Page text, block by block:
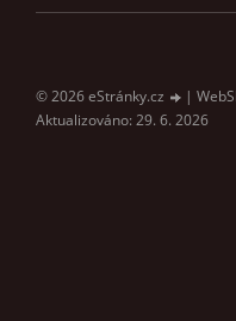
© 2026 eStránky.cz |
Aktualizováno: 29. 6. 2026